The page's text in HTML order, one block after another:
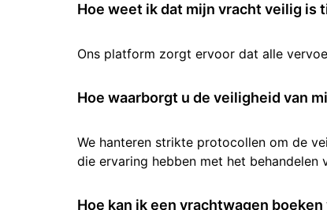
Hoe weet ik dat mijn vracht veilig is
Ons platform zorgt ervoor dat alle
Hoe waarborgt u de veiligheid van
We hanteren strikte protocollen om de
die ervaring hebben met het behandelen
Hoe kan ik een vrachtwagen